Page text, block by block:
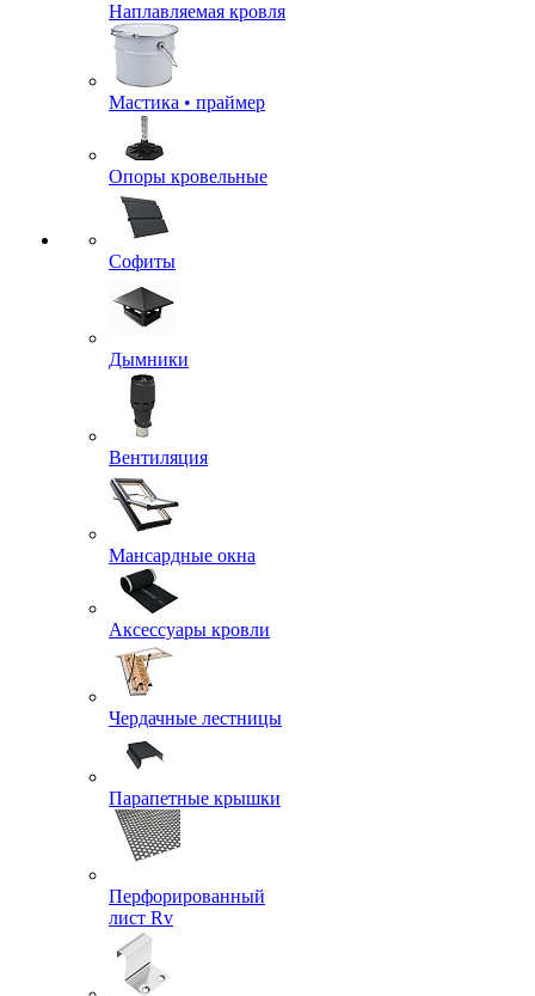
Наплавляемая кровля
Мастика • праймер
Опоры кровельные
Софиты
Дымники
Вентиляция
Мансардные окна
Аксессуары кровли
Чердачные лестницы
Парапетные крышки
Перфорированный
лист Rv